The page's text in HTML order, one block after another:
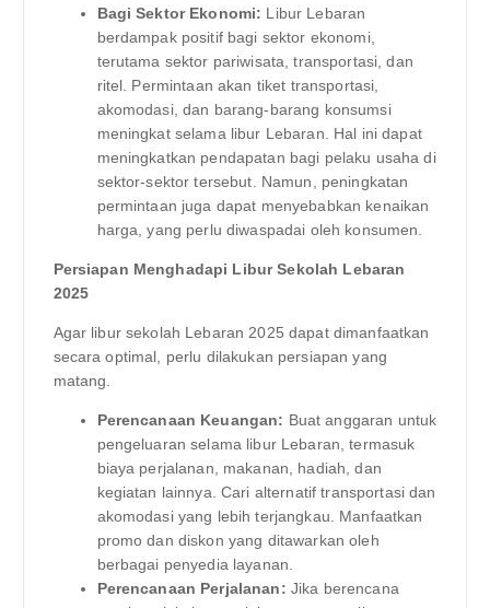
Bagi Sektor Ekonomi: Libur Lebaran
berdampak positif bagi sektor ekonomi,
terutama sektor pariwisata, transportasi, dan
ritel. Permintaan akan tiket transportasi,
akomodasi, dan barang-barang konsumsi
meningkat selama libur Lebaran. Hal ini dapat
meningkatkan pendapatan bagi pelaku usaha di
sektor-sektor tersebut. Namun, peningkatan
permintaan juga dapat menyebabkan kenaikan
harga, yang perlu diwaspadai oleh konsumen.
Persiapan Menghadapi Libur Sekolah Lebaran
2025
Agar libur sekolah Lebaran 2025 dapat dimanfaatkan
secara optimal, perlu dilakukan persiapan yang
matang.
Perencanaan Keuangan: Buat anggaran untuk
pengeluaran selama libur Lebaran, termasuk
biaya perjalanan, makanan, hadiah, dan
kegiatan lainnya. Cari alternatif transportasi dan
akomodasi yang lebih terjangkau. Manfaatkan
promo dan diskon yang ditawarkan oleh
berbagai penyedia layanan.
Perencanaan Perjalanan: Jika berencana